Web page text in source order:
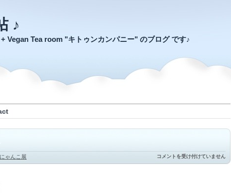
♪
Vegan Tea room "キトゥンカンパニー" のブログ です♪
ゃんこ展
至
福
コメントを受け付けていません